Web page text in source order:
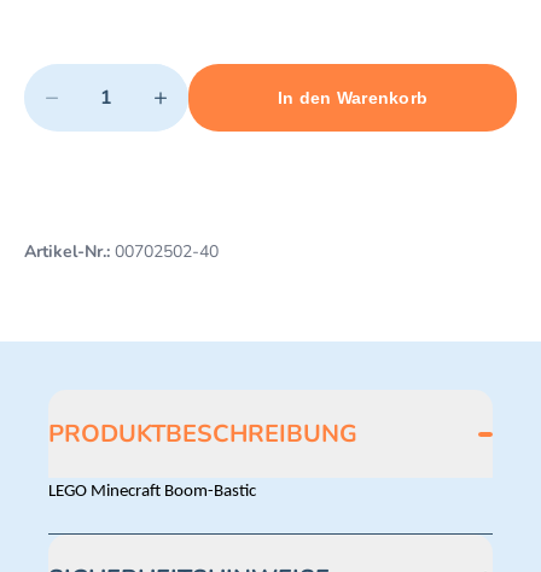
Quantity
− +
Minimum quantity: 1 Maximum quantity: 3
In den Warenkorb
Add 1 item to cart
Artikel-Nr.: 00702502-40
PRODUKTBESCHREIBUNG
LEGO Minecraft Boom-Bastic